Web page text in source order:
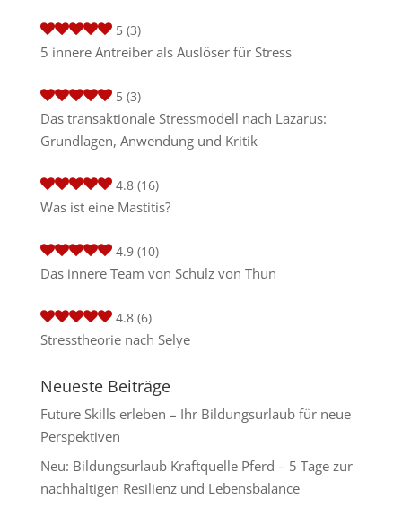
5 (3)
5 innere Antreiber als Auslöser für Stress
5 (3)
Das transaktionale Stressmodell nach Lazarus:
Grundlagen, Anwendung und Kritik
4.8 (16)
Was ist eine Mastitis?
4.9 (10)
Das innere Team von Schulz von Thun
4.8 (6)
Stresstheorie nach Selye
Neueste Beiträge
Future Skills erleben – Ihr Bildungsurlaub für neue
Perspektiven
Neu: Bildungsurlaub Kraftquelle Pferd – 5 Tage zur
nachhaltigen Resilienz und Lebensbalance